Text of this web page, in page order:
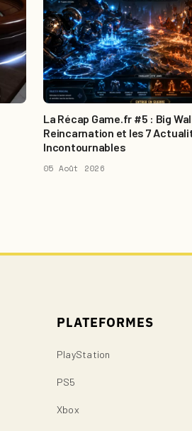
La Récap Game.fr #5 : Big
Reincarnation et les 7
Incontournables
05 Août 2026
PLATEFORMES
PlayStation
PS5
Xbox